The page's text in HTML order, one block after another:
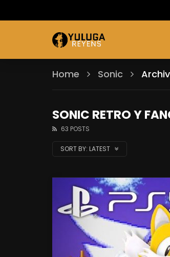
Home Sonic
SONIC RETRO Y
63 POSTS
SORT BY: LATEST